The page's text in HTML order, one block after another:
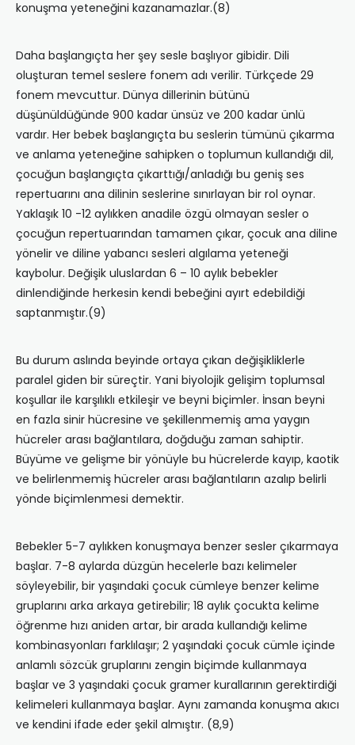
konuşma yeteneğini kazanamazlar.(8)
Daha başlangıçta her şey sesle başlıyor gibidir. Dili
oluşturan temel seslere fonem adı verilir. Türkçede 29
fonem mevcuttur. Dünya dillerinin bütünü
düşünüldüğünde 900 kadar ünsüz ve 200 kadar ünlü
vardır. Her bebek başlangıçta bu seslerin tümünü çıkarma
ve anlama yeteneğine sahipken o toplumun kullandığı dil,
çocuğun başlangıçta çıkarttığı/anladığı bu geniş ses
repertuarını ana dilinin seslerine sınırlayan bir rol oynar.
Yaklaşık 10 -12 aylıkken anadile özgü olmayan sesler o
çocuğun repertuarından tamamen çıkar, çocuk ana diline
yönelir ve diline yabancı sesleri algılama yeteneği
kaybolur. Değişik uluslardan 6 – 10 aylık bebekler
dinlendiğinde herkesin kendi bebeğini ayırt edebildiği
saptanmıştır.(9)
Bu durum aslında beyinde ortaya çıkan değişikliklerle
paralel giden bir süreçtir. Yani biyolojik gelişim toplumsal
koşullar ile karşılıklı etkileşir ve beyni biçimler. İnsan beyni
en fazla sinir hücresine ve şekillenmemiş ama yaygın
hücreler arası bağlantılara, doğduğu zaman sahiptir.
Büyüme ve gelişme bir yönüyle bu hücrelerde kayıp, kaotik
ve belirlenmemiş hücreler arası bağlantıların azalıp belirli
yönde biçimlenmesi demektir.
Bebekler 5-7 aylıkken konuşmaya benzer sesler çıkarmaya
başlar. 7-8 aylarda düzgün hecelerle bazı kelimeler
söyleyebilir, bir yaşındaki çocuk cümleye benzer kelime
gruplarını arka arkaya getirebilir; 18 aylık çocukta kelime
öğrenme hızı aniden artar, bir arada kullandığı kelime
kombinasyonları farklılaşır; 2 yaşındaki çocuk cümle içinde
anlamlı sözcük gruplarını zengin biçimde kullanmaya
başlar ve 3 yaşındaki çocuk gramer kurallarının gerektirdiği
kelimeleri kullanmaya başlar. Aynı zamanda konuşma akıcı
ve kendini ifade eder şekil almıştır. (8,9)